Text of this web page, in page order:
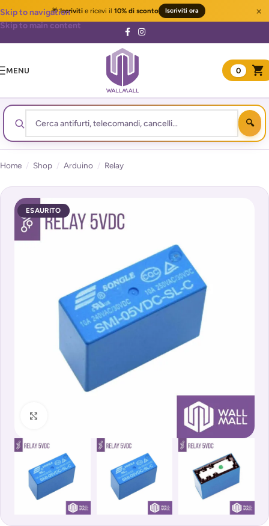
🎁Iscrivitie ricevi il 10% di sconto Iscriviti ora ×
Skip to navigation
Skip to main content
MENU 0
Home / Shop / Arduino / Relay
ESAURITO